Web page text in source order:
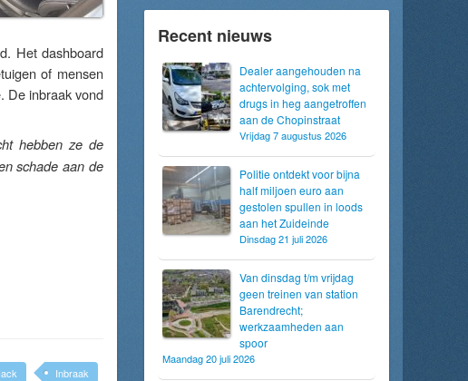
Het dashboard
of mensen
De inbraak vond
hebben ze de
schade aan de
Inbraak
Recent nieuws
Dealer aangehouden na
achtervolging, sok met
drugs in heg aangetroffen
aan de Chopinstraat
Vrijdag 7 augustus 2026
Politie ontdekt voor bijna
half miljoen euro aan
gestolen spullen in loods
aan het Zuideinde
Dinsdag 21 juli 2026
Van dinsdag t/m vrijdag
geen treinen van station
Barendrecht;
werkzaamheden aan
spoor
Maandag 20 juli 2026